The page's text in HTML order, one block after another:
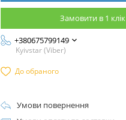
Замовити в 1 клік
+380675799149
Kyivstar (Viber)
До обраного
Умови повернення